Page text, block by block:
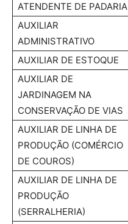
ATENDENTE DE PADARIA
AUXILIAR
ADMINISTRATIVO
AUXILIAR DE ESTOQUE
AUXILIAR DE
JARDINAGEM NA
CONSERVAÇÃO DE VIAS
AUXILIAR DE LINHA DE
PRODUÇÃO (COMÉRCIO
DE COUROS)
AUXILIAR DE LINHA DE
PRODUÇÃO
(SERRALHERIA)